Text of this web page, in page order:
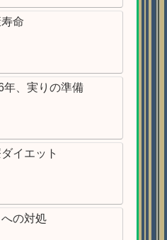
命
年、実りの準備
イエット
の対処